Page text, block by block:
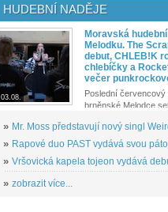
HUDEBNÍ NADĚJE
03.08.
Moravská
Melodku. The
debut, CHLEB!K
chlebíčky a
večer
Poslední
brněnské Melodce
» Mr. Moss představují nový singl
» Rapové duo PAST vydává svou
» Vršovická kapela tojeon vydává
» zobrazit více...